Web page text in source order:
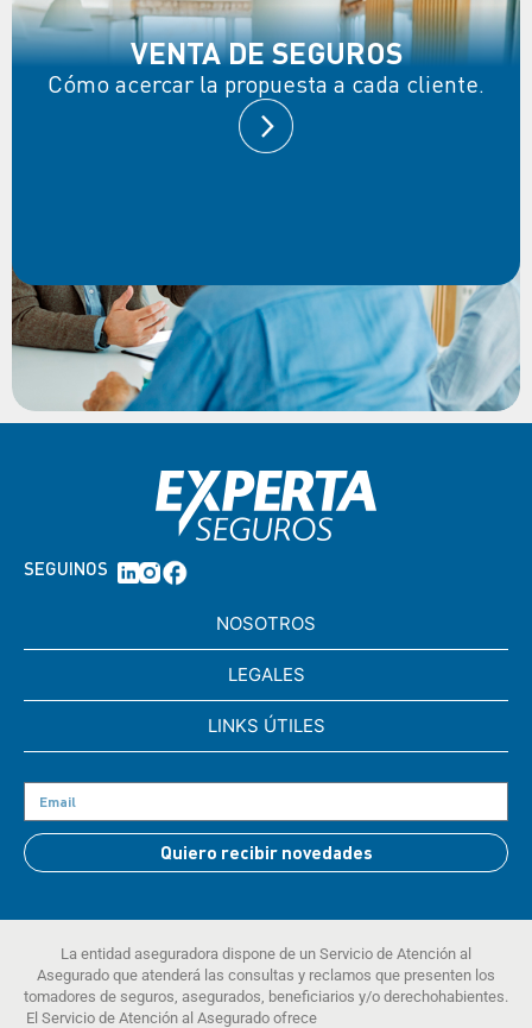
VENTA DE SEGUROS
Cómo acercar la propuesta a cada cliente.
SEGUINOS
NOSOTROS
LEGALES
LINKS ÚTILES
Quiero recibir novedades
La entidad aseguradora dispone de un Servicio de Atención al
Asegurado que atenderá las consultas y reclamos que presenten los
tomadores de seguros, asegurados, beneficiarios y/o derechohabientes.
El Servicio de Atención al Asegurado ofrece